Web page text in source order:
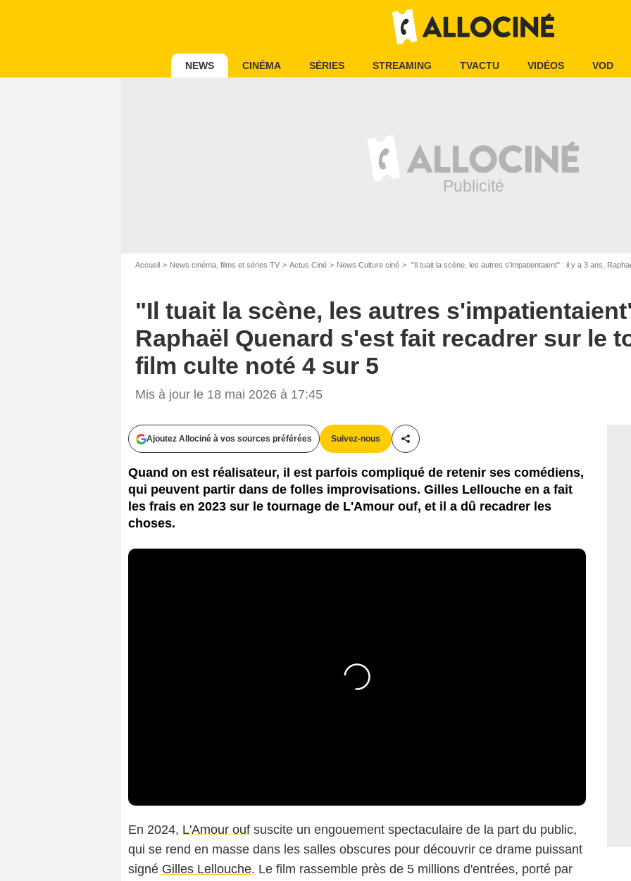
NEWS CINÉMA SÉRIES STREAMING TVACTU VIDÉOS VOD
Accueil News cinéma, films et séries TV Actus Ciné News Culture ciné "Il tuait la scène, les autres s'impatientaient" : il y a 3 ans, Raphaël Quenard
"Il tuait la scène, les autres
Raphaël Quenard s'est fait recadrer sur le
film culte noté 4 sur 5
Mis à jour le 18 mai 2026 à 17:45
Ajoutez Allociné à vos sources préférées Suivez-nous
Partager cet article
Quand on est réalisateur, il est parfois compliqué de retenir ses comédiens,
qui peuvent partir dans de folles improvisations. Gilles Lellouche en a fait
les frais en 2023 sur le tournage de L'Amour ouf, et il a dû recadrer les
choses.
En 2024, L'Amour ouf suscite un engouement spectaculaire de la part du public,
qui se rend en masse dans les salles obscures pour découvrir ce drame puissant
signé Gilles Lellouche. Le film rassemble près de 5 millions d'entrées, porté par